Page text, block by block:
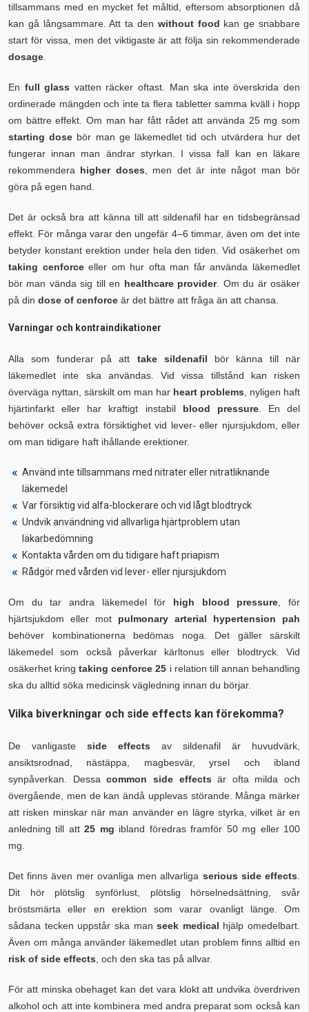
tillsammans med en mycket fet måltid, eftersom absorptionen då
kan gå långsammare. Att ta den without food kan ge snabbare
start för vissa, men det viktigaste är att följa sin rekommenderade
dosage
En full glass vatten räcker oftast. Man ska inte överskrida den
ordinerade mängden och inte ta flera tabletter samma kväll i hopp
om bättre effekt. Om man har fått rådet att använda 25 mg som
starting dose bör man ge läkemedlet tid och utvärdera hur det
fungerar innan man ändrar styrkan. I vissa fall kan en läkare
rekommendera higher doses , men det är inte något man bör
göra på egen hand.
Det är också bra att känna till att sildenafil har en tidsbegränsad
effekt. För många varar den ungefär 4–6 timmar, även om det inte
betyder konstant erektion under hela den tiden. Vid osäkerhet om
taking cenforceeller om hur ofta man får använda läkemedlet
bör man vända sig till en healthcare provider. Om du är osäker
på din dose of cenforce är det bättre att fråga än att chansa.
Varningar och kontraindikationer
Alla som funderar på att take sildenafil bör känna till när
läkemedlet inte ska användas. Vid vissa tillstånd kan risken
överväga nyttan, särskilt om man har heart problems , nyligen haft
hjärtinfarkt eller har kraftigt instabil blood pressure. En del
behöver också extra försiktighet vid lever- eller njursjukdom, eller
om man tidigare haft ihållande erektioner.
Använd inte tillsammans med nitrater eller nitratliknande
läkemedel
Var försiktig vid alfa-blockerare och vid lågt blodtryck
Undvik användning vid allvarliga hjärtproblem utan
läkarbedömning
Kontakta vården om du tidigare haft priapism
Rådgör med vården vid lever- eller njursjukdom
Om du tar andra läkemedel för high blood pressure , för
hjärtsjukdom eller mot pulmonary arterial hypertension pah
behöver kombinationerna bedömas noga. Det gäller särskilt
läkemedel som också påverkar kärltonus eller blodtryck. Vid
osäkerhet kringtaking cenforce 25 i relation till annan behandling
ska du alltid söka medicinsk vägledning innan du börjar.
Vilka biverkningar och side effects kan förekomma?
De vanligaste side effects av sildenafil är huvudvärk,
ansiktsrodnad, nästäppa, magbesvär, yrsel och ibland
synpåverkan. Dessacommon side effects är ofta milda och
övergående, men de kan ändå upplevas störande. Många märker
att risken minskar när man använder en lägre styrka, vilket är en
anledning till att25 mg ibland föredras framför 50 mg eller 100
mg.
Det finns även mer ovanliga men allvarliga serious side effects
Dit hör plötslig synförlust, plötslig hörselnedsättning, svår
bröstsmärta eller en erektion som varar ovanligt länge. Om
sådana tecken uppstår ska manseek medical hjälp omedelbart.
Även om många använder läkemedlet utan problem finns alltid en
risk of side effects , och den ska tas på allvar.
För att minska obehaget kan det vara klokt att undvika överdriven
alkohol och att inte kombinera med andra preparat som också kan